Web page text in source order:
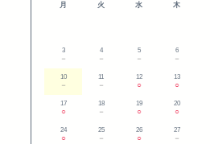
月 火 水 木
3
－
4
－
5
－
6
－
10
－
11
－
12
○
13
○
17
○
18
－
19
○
20
○
24
○
25
－
26
○
27
－